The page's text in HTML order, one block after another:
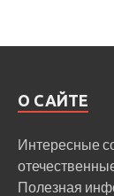
О САЙТЕ
Интересные
Полезная